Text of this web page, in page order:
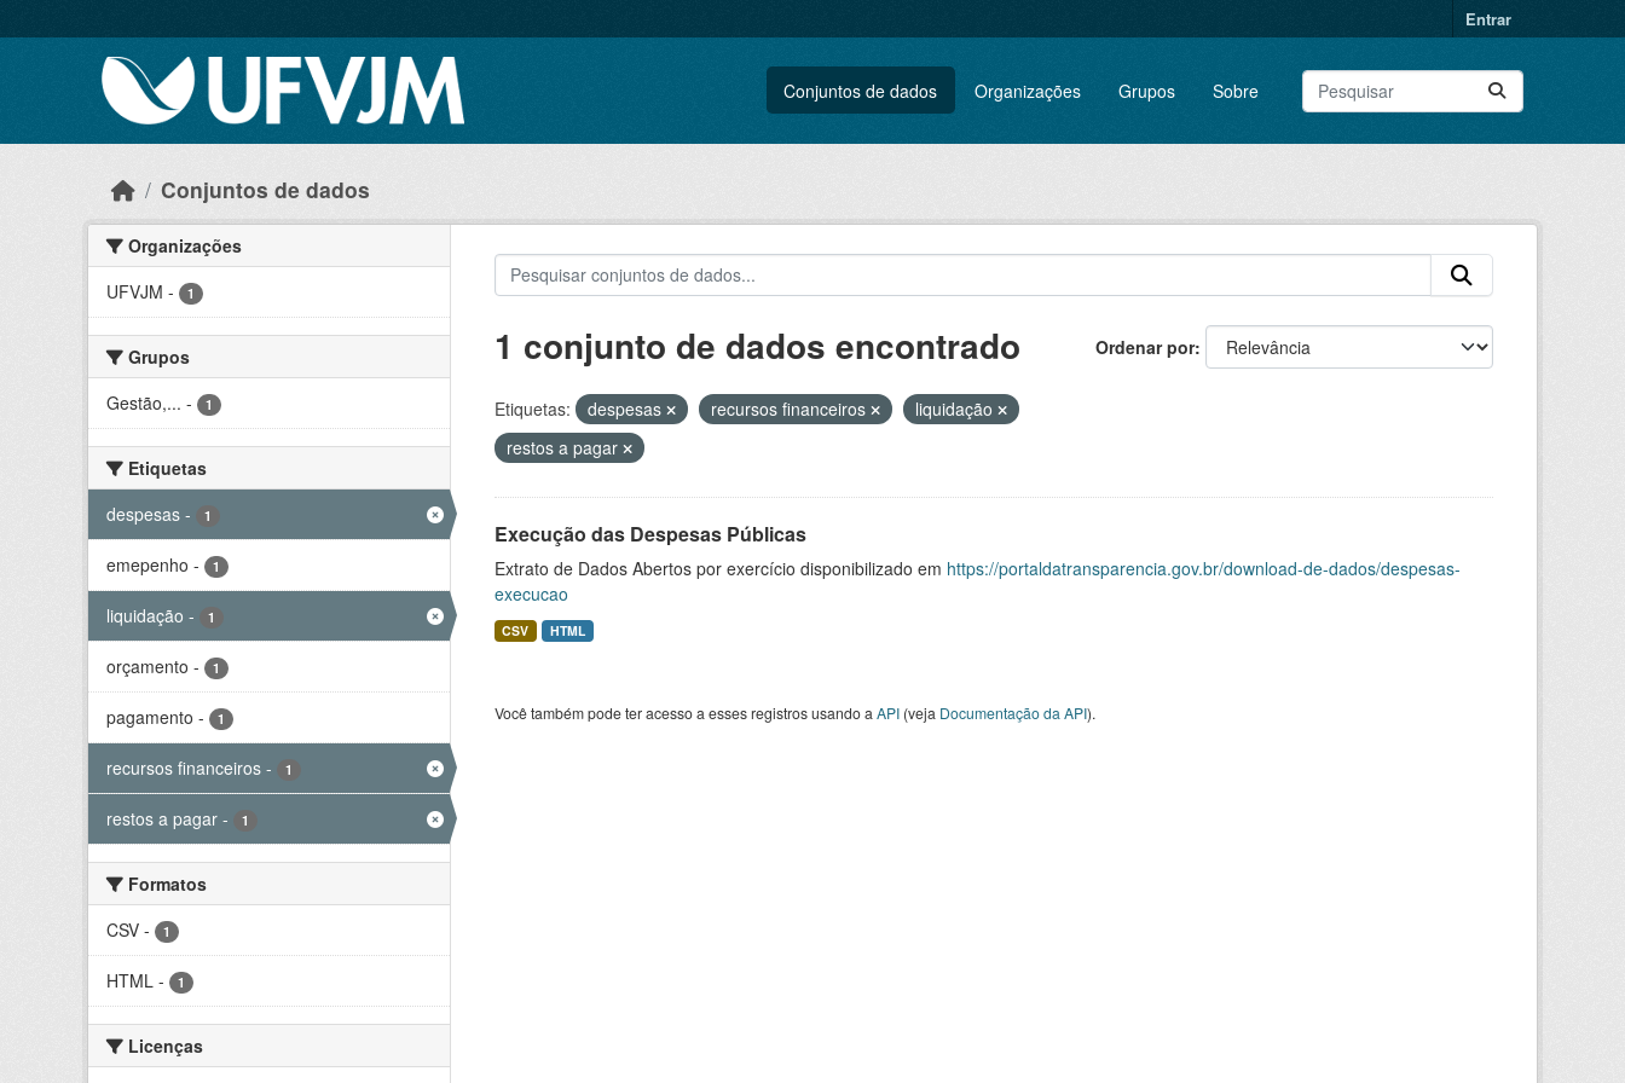
Entrar
Conjuntos de dados Organizações Grupos Sobre
Conjuntos de dados
Organizações
UFVJM - 1
Grupos
Gestão,... - 1
Etiquetas
despesas - 1
emepenho - 1
liquidação - 1
orçamento - 1
pagamento - 1
recursos financeiros - 1
restos a pagar - 1
Formatos
CSV - 1
HTML - 1
Licenças
Ordenar por
1 conjunto de dados encontrado
Etiquetas: despesas recursos financeiros
liquidação
restos a pagar
Execução das Despesas Públicas
Extrato de Dados Abertos por exercício disponibilizado em https://portaldatransparencia.gov.br/download-de-dados/despesas-
execucao
CSV HTML
Você também pode ter acesso a esses registros usando a API(veja Documentação da API).